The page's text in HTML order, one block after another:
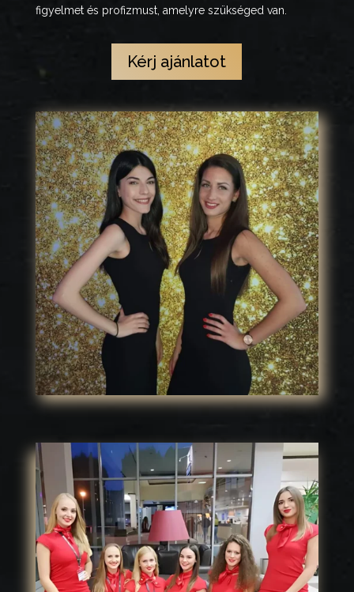
figyelmet és profizmust, amelyre szükséged van.
Kérj ajánlatot